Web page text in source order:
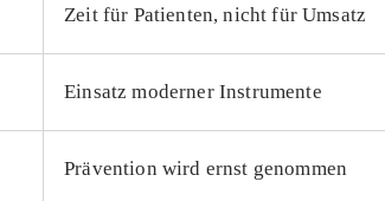
Zeit für Patienten, nicht für Umsatz
Einsatz moderner Instrumente
Prävention wird ernst genommen